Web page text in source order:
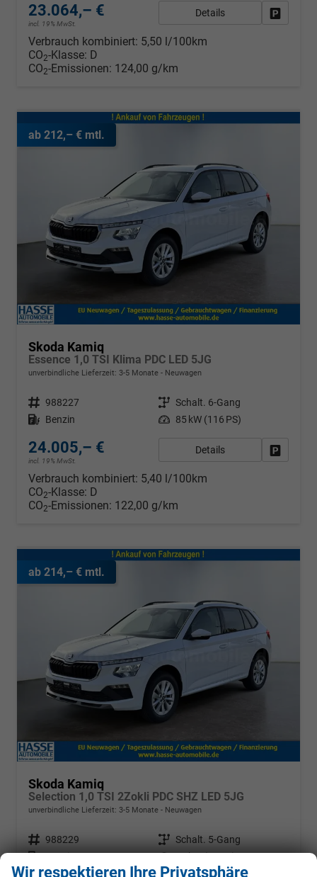
23.064,– €
incl. 19% MwSt.
Details
Verbrauch kombiniert: 5,50 l/100km
CO2-Klasse: D
CO2-Emissionen: 124,00 g/km
ab 212,– € mtl.
Skoda Kamiq
Essence 1,0 TSI Klima PDC LED 5JG
unverbindliche Lieferzeit: 3-5 Monate Neuwagen
Fahrzeugnr. 988227 Getriebe Schalt. 6-Gang
Kraftstoff Benzin Leistung 85 kW (116 PS)
24.005,– €
incl. 19% MwSt.
Details
Verbrauch kombiniert: 5,40 l/100km
CO2-Klasse: D
CO2-Emissionen: 122,00 g/km
ab 214,– € mtl.
Skoda Kamiq
Selection 1,0 TSI 2Zokli PDC SHZ LED 5JG
unverbindliche Lieferzeit: 3-5 Monate Neuwagen
Fahrzeugnr. 988229 Getriebe Schalt. 5-Gang
Kraftstoff Benzin Leistung 70 kW (95 PS)
Wir respektieren Ihre Privatsphäre